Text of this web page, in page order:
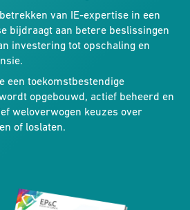
van IE-expertise in een
bijdraagt aan betere beslissingen
investering tot opschaling en
een toekomstbestendige
opgebouwd, actief beheerd en
weloverwogen keuzes over
of loslaten.